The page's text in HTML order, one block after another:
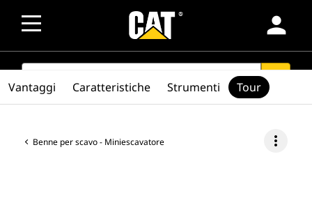
person
SEARCH search
Benne per scavo - Miniescavatore more_vert
Vantaggi Caratteristiche Strumenti Tour